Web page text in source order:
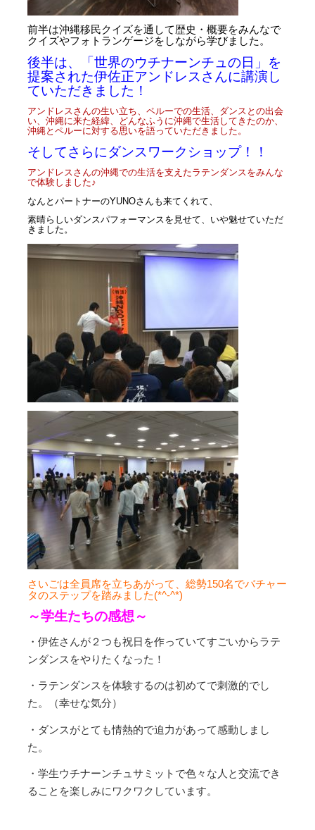
前半は沖縄移民クイズを通して歴史・概要をみんなで
クイズやフォトランゲージをしながら学びました。
後半は、「世界のウチナーンチュの日」を
提案された伊佐正アンドレスさんに講演し
ていただきました！
アンドレスさんの生い立ち、ペルーでの生活、ダンスとの出会
い、沖縄に来た経緯、
どんなふうに沖縄で生活してきたのか、
沖縄とペルーに対する思いを語っていただきました。
そしてさらにダンスワークショップ！！
アンドレスさんの沖縄での生活を支えたラテンダンスをみんな
で体験しました♪
なんとパートナーのYUNOさんも来てくれて、
素晴らしいダンスパフォーマンスを見せて、いや魅せていただ
きました。
さいごは全員席を立ちあがって、総勢150名でバチャー
タのステップを踏みました(*^-^*)
～学生たちの感想～
・伊佐さんが２つも祝日を作っていてすごいからラテ
ンダンスをやりたくなった！
・ラテンダンスを体験するのは初めてで刺激的でし
た。（幸せな気分）
・ダンスがとても情熱的で迫力があって感動しまし
た。
・学生ウチナーンチュサミットで色々な人と交流でき
ることを楽しみにワクワクしています。